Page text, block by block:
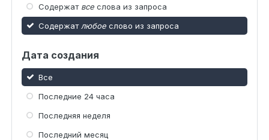
Содержат все слова из запроса
Содержат любое слово из запроса
Дата создания
Все
Последние 24 часа
Последняя неделя
Последний месяц